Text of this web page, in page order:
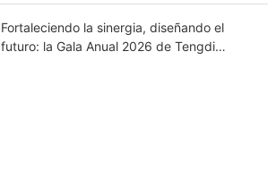
Fortaleciendo la sinergia, diseñando el
futuro: la Gala Anual 2026 de Tengdi